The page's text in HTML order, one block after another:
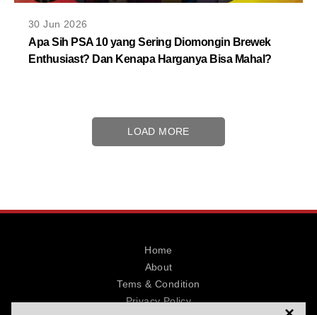
30 Jun 2026
Apa Sih PSA 10 yang Sering Diomongin Brewek
Enthusiast? Dan Kenapa Harganya Bisa Mahal?
LOAD MORE
Home
About
Tems & Condition
Privacy Policy